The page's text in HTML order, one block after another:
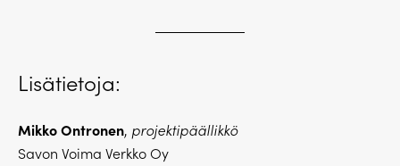
Lisätietoja:
Mikko Ontronen, projektipäällikkö
Savon Voima Verkko Oy